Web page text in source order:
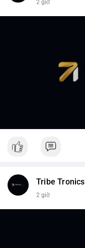
2 giờ
Tribe Tronics
2 giờ